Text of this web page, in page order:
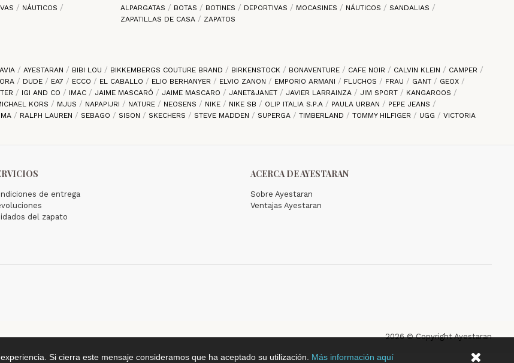
NÁUTICOS
ALPARGATAS BOTAS BOTINES DEPORTIVAS MOCASINES NÁUTICOS
SANDALIAS
ZAPATILLAS DE CASA
ZAPATOS
AVIA AYESTARAN BIBI LOU BIKKEMBERGS COUTURE BRAND BIRKENSTOCK BONAVENTURE CAFE NOIR CALVIN KLEIN
CAMPER
DUDE EA7 ECCO EL CABALLO ELIO BERHANYER ELVIO ZANON EMPORIO ARMANI FLUCHOS FRAU GANT
GEOX
IGI AND CO IMAC JAIME MASCARÓ JAIME MASCARO JANET&JANET JAVIER LARRAINZA JIM SPORT
KANGAROOS
KORS MJUS NAPAPIJRI NATURE NEOSENS NIKE NIKE SB OLIP ITALIA S.P.A PAULA URBAN
PEPE JEANS
RALPH LAUREN SEBAGO SISON SKECHERS STEVE MADDEN SUPERGA TIMBERLAND TOMMY HILFIGER UGG VICTORIA
de entrega
del zapato
ACERCA DE AYESTARAN
Sobre Ayestaran
Ventajas Ayestaran
Si cierra este mensaje consideramos que ha aceptado su utilización. Más información aquí
2026 © Copyright Ayestaran